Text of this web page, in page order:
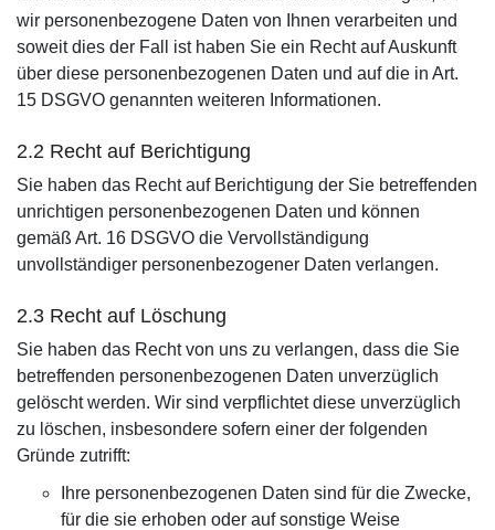
wir personenbezogene Daten von Ihnen verarbeiten und
soweit dies der Fall ist haben Sie ein Recht auf Auskunft
über diese personenbezogenen Daten und auf die in Art.
15 DSGVO genannten weiteren Informationen.
2.2 Recht auf Berichtigung
Sie haben das Recht auf Berichtigung der Sie betreffenden
unrichtigen personenbezogenen Daten und können
gemäß Art. 16 DSGVO die Vervollständigung
unvollständiger personenbezogener Daten verlangen.
2.3 Recht auf Löschung
Sie haben das Recht von uns zu verlangen, dass die Sie
betreffenden personenbezogenen Daten unverzüglich
gelöscht werden. Wir sind verpflichtet diese unverzüglich
zu löschen, insbesondere sofern einer der folgenden
Gründe zutrifft:
Ihre personenbezogenen Daten sind für die Zwecke,
für die sie erhoben oder auf sonstige Weise